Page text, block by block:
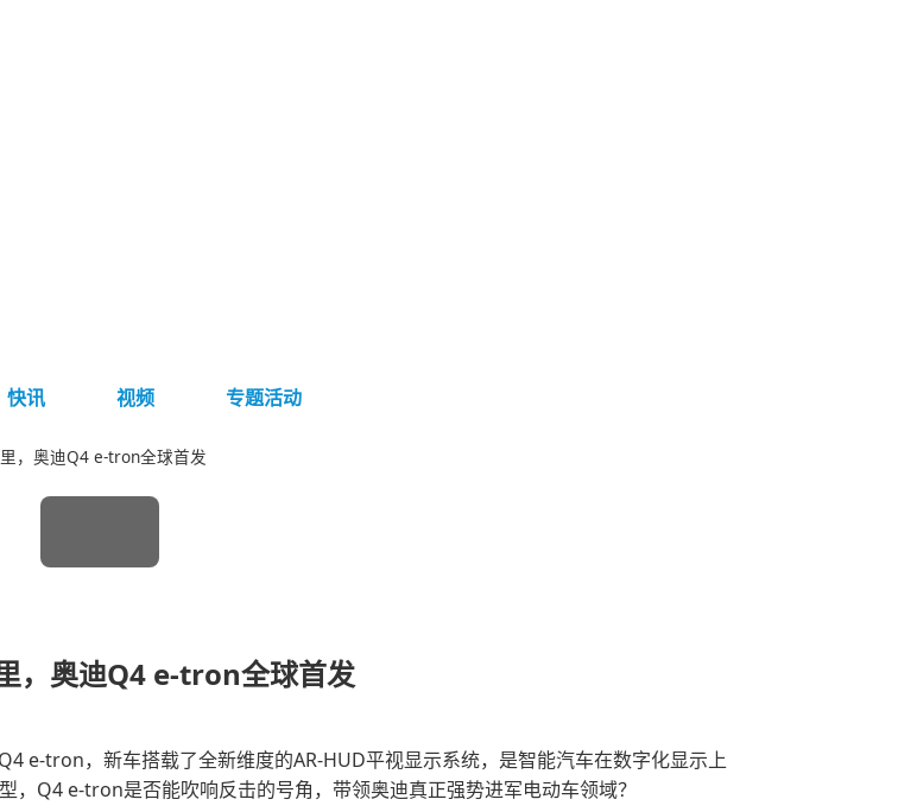
快讯 视频 专题活动
，奥迪Q4 e-tron全球首发
，奥迪Q4 e-tron全球首发
e-tron，新车搭载了全新维度的AR-HUD平视显示系统，是智能汽车在数字化显示上
，Q4 e-tron是否能吹响反击的号角，带领奥迪真正强势进军电动车领域？